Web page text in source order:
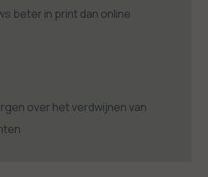
beter in print dan online
over het verdwijnen van